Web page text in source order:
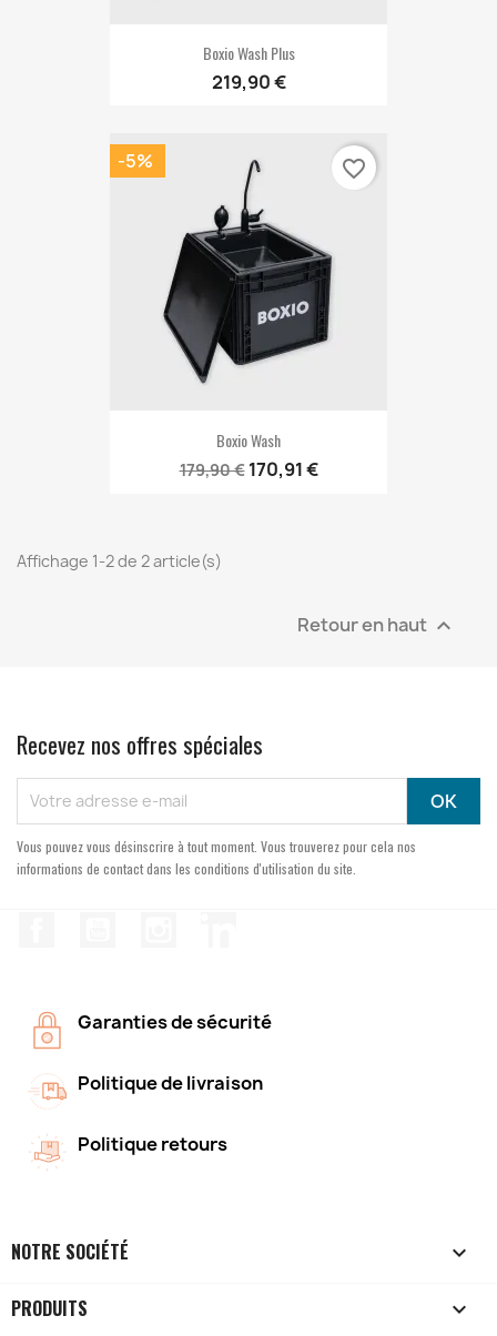
Boxio Wash Plus
219,90 €
Boxio Wash
179,90 € 170,91 €
-5% favorite_border
Affichage 1-2 de 2 article(s)
Retour en haut 
Recevez nos offres spéciales
Vous pouvez vous désinscrire à tout moment. Vous trouverez pour cela nos
informations de contact dans les conditions d'utilisation du site.
Garanties de sécurité
Politique de livraison
Politique retours
NOTRE SOCIÉTÉ 
PRODUITS 